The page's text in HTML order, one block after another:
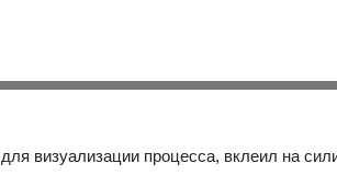
визуализации процесса, вклеил на